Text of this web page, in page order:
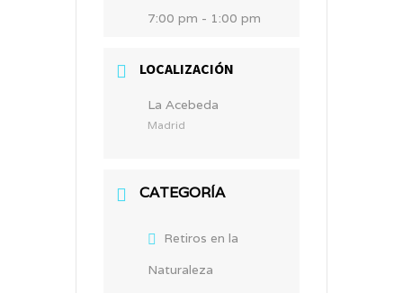
7:00 pm - 1:00 pm
LOCALIZACIÓN
La Acebeda
Madrid
CATEGORÍA
Retiros en la
Naturaleza